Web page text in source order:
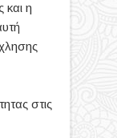
η
στις